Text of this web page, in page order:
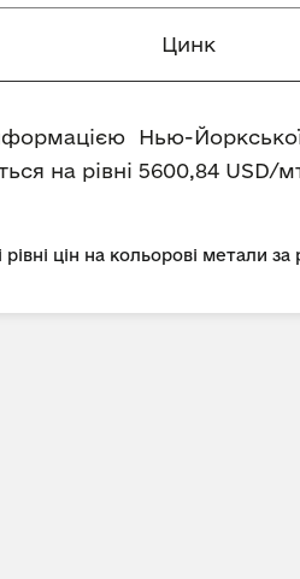
Цинк
Нью-
на рівні 5600,84 USD/
рівні цін на кольорові метали